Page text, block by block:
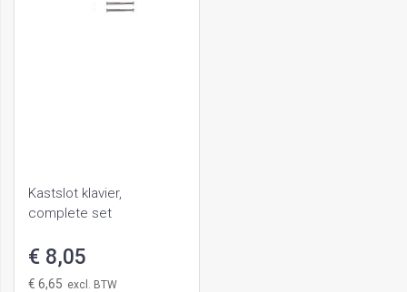
Kastslot klavier,
complete set
€ 8,05
€ 6,65